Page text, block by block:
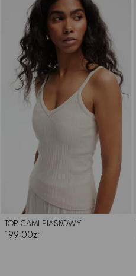
TOP CAMI PIASKOWY
199.00zł